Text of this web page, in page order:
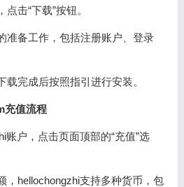
击“下载”按钮。
准备工作，包括注册账户、登录
完成后按照指引进行安装。
充值流程
账户，点击页面顶部的“充值”选
，hellochongzhi支持多种货币，包